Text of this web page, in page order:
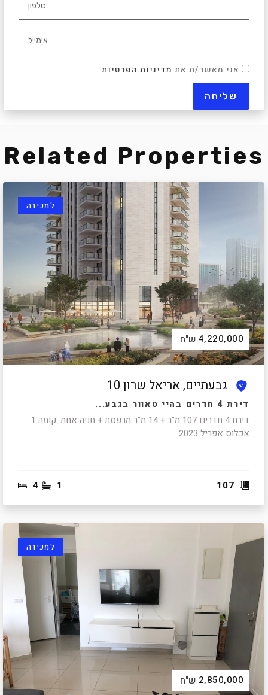
אני מאשר/ת את מדיניות הפרטיות
Related Properties
למכירה
4,220,000 ש"ח
גבעתיים, אריאל שרון 10
דירת 4 חדרים בהיי טאוור בגבע...
דירת 4 חדרים 107 מ"ר + 14 מ"ר מרפסת + חניה אחת. קומה 1
אכלוס אפריל 2023.
107
4 1
למכירה
2,850,000 ש"ח